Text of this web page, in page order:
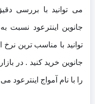
می توانید با بررسی
جانوین اینترعود نسبت
توانید با مناسب ترین نرخ
جانوین خرید کنید . در بازار
را با نام آمواج اینترعود